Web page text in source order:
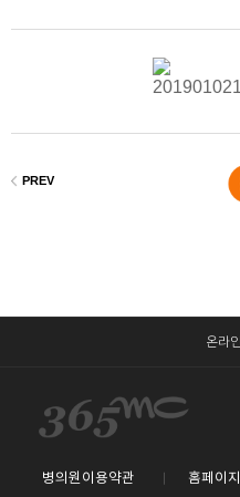
온라
병의원이용약관 홈페이